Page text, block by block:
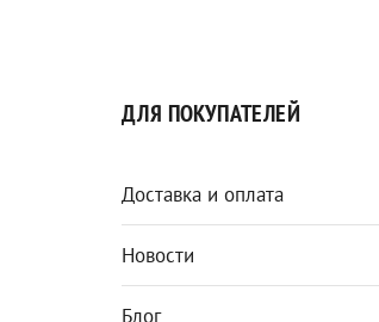
ДЛЯ ПОКУПАТЕЛЕЙ
Доставка и оплата
Новости
Блог